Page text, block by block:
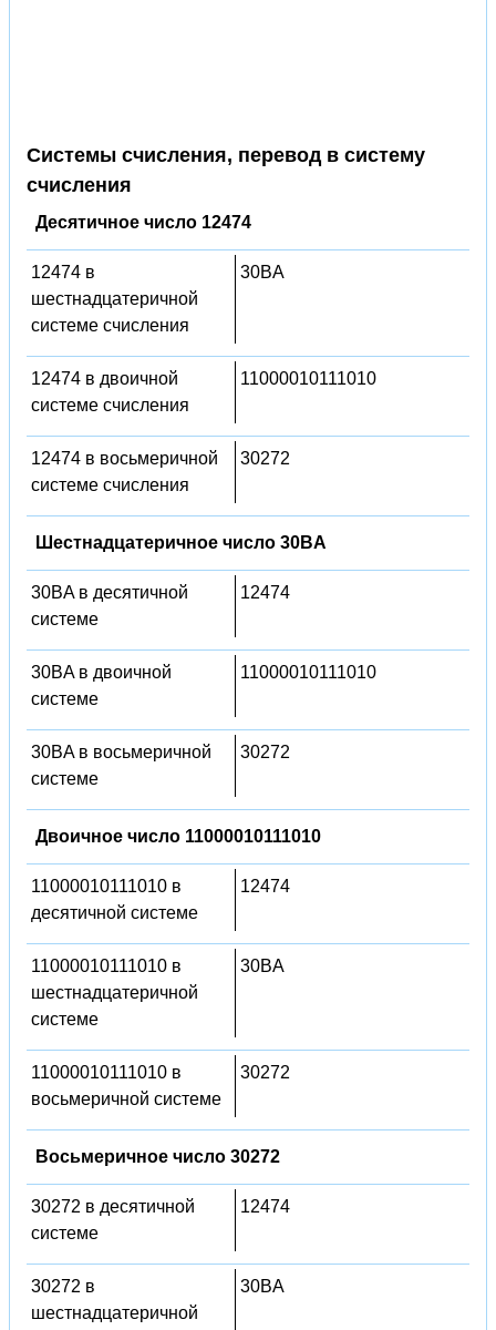
Системы счисления, перевод в систему
счисления
Десятичное число 12474
12474 в
шестнадцатеричной
системе счисления
30BA
12474 в двоичной
системе счисления
11000010111010
12474 в восьмеричной
системе счисления
30272
Шестнадцатеричное число 30BA
30BA в десятичной
системе
12474
30BA в двоичной
системе
11000010111010
30BA в восьмеричной
системе
30272
Двоичное число 11000010111010
11000010111010 в
десятичной системе
12474
11000010111010 в
шестнадцатеричной
системе
30BA
11000010111010 в
восьмеричной системе
30272
Восьмеричное число 30272
30272 в десятичной
системе
12474
30272 в
шестнадцатеричной
30BA